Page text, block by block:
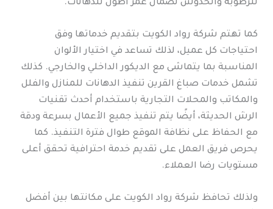
للرطوبة والخدوش لضمان عمر أطول للدهانات.
كما تهتم شركة رواد الكويت بتقديم خدماتها وفق
احتياجات كل عميل، لذلك تساعد في اختيار الألوان
المناسبة بما يتماشى مع الديكور الداخلي والخارجي. كذلك
تشمل خدمات صباغ القرين تنفيذ الدهانات للمنازل والفلل
والمكاتب والمحلات التجارية باستخدام أحدث تقنيات
الرش الحديثة، أيضًا يتم تنفيذ جميع الأعمال بسرعة ودقة
مع الحفاظ على نظافة الموقع طوال فترة التنفيذ. كما
يحرص فريق العمل على تقديم خدمة احترافية تحقق أعلى
مستويات رضا العملاء.
ولذلك تحافظ شركة رواد الكويت على مكانتها بين أفضل